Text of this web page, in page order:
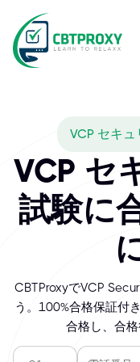
VCP セキ
VCP セ
試験に
CBTProxyでVCP
う。100%合格保証付
合格し、合格